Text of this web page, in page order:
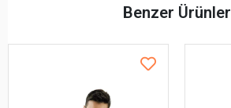
Benzer Ürünler